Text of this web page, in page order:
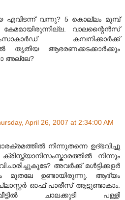
വന്നു? 5 കൊല്ലം മുമ്പ്
വാലന്റൈന്‍സ്
കമ്പനിക്കാര്‍ക്ക്
തൃതീയ ആഭരണക്കടക്കാര്‍ക്കും
അല്ലേ?
April 26, 2007 at 2:34:00 AM
നിന്നുതന്നെ ഉദ്ഭവിച്ചു
നിന്നും
അവര്‍ക്ക്‌ മള്‍ട്ടിക്കളര്‍
മുതലേ ഉണ്ടായിരുന്നു. ആദ്യം
ഓഫ് പാരീസ് ആട്ടുണ്ടാകാം.
ചാലക്കുടി പള്ളി